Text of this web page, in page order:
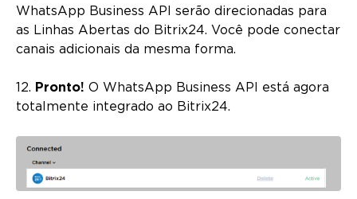
WhatsApp Business API serão direcionadas para
as Linhas Abertas do Bitrix24. Você pode conectar
canais adicionais da mesma forma.
12. Pronto! O WhatsApp Business API está agora
totalmente integrado ao Bitrix24.